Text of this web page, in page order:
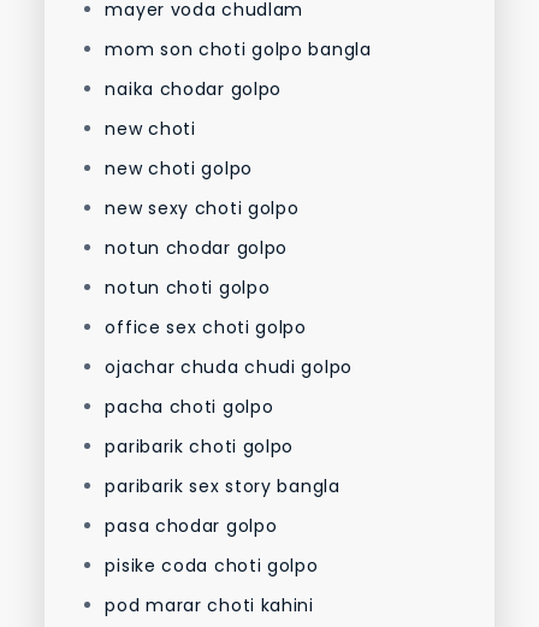
mayer voda chudlam
mom son choti golpo bangla
naika chodar golpo
new choti
new choti golpo
new sexy choti golpo
notun chodar golpo
notun choti golpo
office sex choti golpo
ojachar chuda chudi golpo
pacha choti golpo
paribarik choti golpo
paribarik sex story bangla
pasa chodar golpo
pisike coda choti golpo
pod marar choti kahini